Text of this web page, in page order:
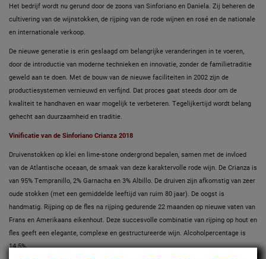
Het bedrijf wordt nu gerund door de zoons van Sinforiano en Daniela. Zij beheren de
cultivering van de wijnstokken, de rijping van de rode wijnen en rosé en de nationale
en internationale verkoop.
De nieuwe generatie is erin geslaagd om belangrijke veranderingen in te voeren,
door de introductie van moderne technieken en innovatie, zonder de familietraditie
geweld aan te doen. Met de bouw van de nieuwe faciliteiten in 2002 zijn de
productiesystemen vernieuwd en verfijnd. Dat proces gaat steeds door om de
kwaliteit te handhaven en waar mogelijk te verbeteren. Tegelijkertijd wordt belang
gehecht aan duurzaamheid en traditie.
Vinificatie van de Sinforiano Crianza 2018
Druivenstokken op klei en lime-stone ondergrond bepalen, samen met de invloed
van de Atlantische oceaan, de smaak van deze karaktervolle rode wijn. De Crianza is
van 95% Tempranillo, 2% Garnacha en 3% Albillo. De druiven zijn afkomstig van zeer
oude stokken (met een gemiddelde leeftijd van ruim 80 jaar). De oogst is
handmatig. Rijping op de fles na rijping gedurende 22 maanden op nieuwe vaten van
Frans en Amerikaans eikenhout. Deze succesvolle combinatie van rijping op hout en
fles geeft een elegante, complexe en gestructureerde wijn. Alcoholpercentage is
14.5%.